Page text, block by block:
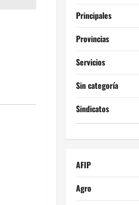
Principales
Provincias
Servicios
Sin categoría
Sindicatos
AFIP
Agro